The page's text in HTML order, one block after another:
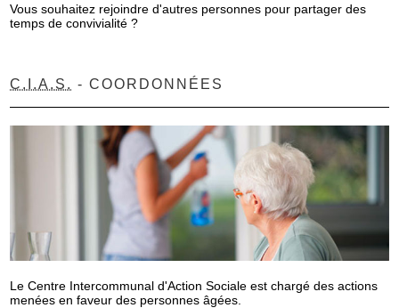
Vous souhaitez rejoindre d'autres personnes pour partager des
temps de convivialité ?
C.I.A.S. - COORDONNÉES
Le Centre Intercommunal d'Action Sociale est chargé des actions
menées en faveur des personnes âgées.